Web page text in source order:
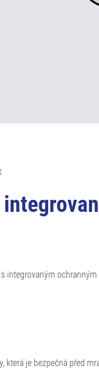
integrovaným
která je bezpečná před